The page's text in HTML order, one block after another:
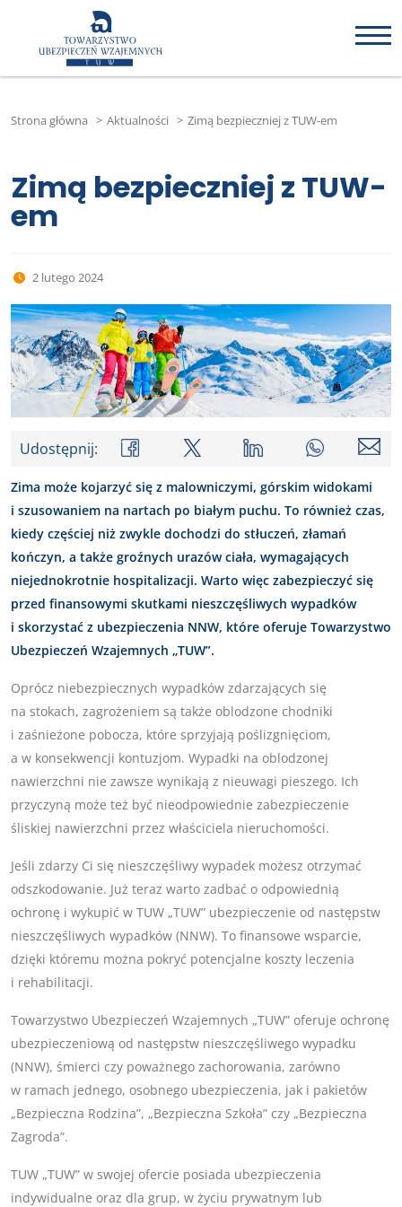
Strona główna > Aktualności > Zimą bezpieczniej z TUW-em
Zimą bezpieczniej z TUW-
em
2 lutego 2024
Udostępnij:
Zima może kojarzyć się z malowniczymi, górskim widokami
i szusowaniem na nartach po białym puchu. To również czas,
kiedy częściej niż zwykle dochodzi do stłuczeń, złamań
kończyn, a także groźnych urazów ciała, wymagających
niejednokrotnie hospitalizacji. Warto więc zabezpieczyć się
przed finansowymi skutkami nieszczęśliwych wypadków
i skorzystać z ubezpieczenia NNW, które oferuje Towarzystwo
Ubezpieczeń Wzajemnych „TUW”.
Oprócz niebezpiecznych wypadków zdarzających się
na stokach, zagrożeniem są także oblodzone chodniki
i zaśnieżone pobocza, które sprzyjają poślizgnięciom,
a w konsekwencji kontuzjom. Wypadki na oblodzonej
nawierzchni nie zawsze wynikają z nieuwagi pieszego. Ich
przyczyną może też być nieodpowiednie zabezpieczenie
śliskiej nawierzchni przez właściciela nieruchomości.
Jeśli zdarzy Ci się nieszczęśliwy wypadek możesz otrzymać
odszkodowanie. Już teraz warto zadbać o odpowiednią
ochronę i wykupić w TUW „TUW” ubezpieczenie od następstw
nieszczęśliwych wypadków (NNW). To finansowe wsparcie,
dzięki któremu można pokryć potencjalne koszty leczenia
i rehabilitacji.
Towarzystwo Ubezpieczeń Wzajemnych „TUW” oferuje ochronę
ubezpieczeniową od następstw nieszczęśliwego wypadku
(NNW), śmierci czy poważnego zachorowania, zarówno
w ramach jednego, osobnego ubezpieczenia, jak i pakietów
„Bezpieczna Rodzina”, „Bezpieczna Szkoła” czy „Bezpieczna
Zagroda”.
TUW „TUW” w swojej ofercie posiada ubezpieczenia
indywidualne oraz dla grup, w życiu prywatnym lub